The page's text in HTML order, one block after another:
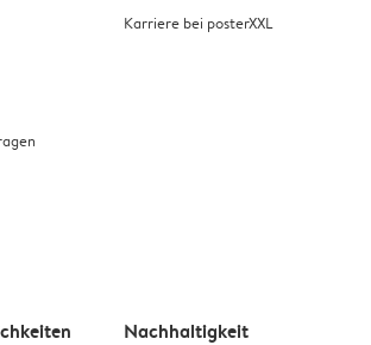
Karriere bei posterXXL
Nachhaltigkeit